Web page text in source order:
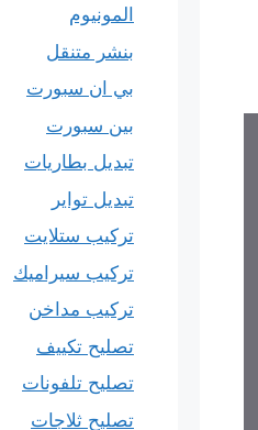
المونيوم
بنشر متنقل
بي ان سبورت
بين سبورت
تبديل بطاريات
تبديل تواير
تركيب ستلايت
تركيب سيراميك
تركيب مداخن
تصليح تكييف
تصليح تلفونات
تصليح ثلاجات